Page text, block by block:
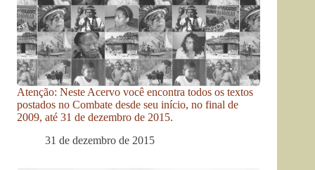
Atenção: Neste Acervo você encontra todos os textos
postados no Combate desde seu início, no final de
2009, até 31 de dezembro de 2015.
31 de dezembro de 2015